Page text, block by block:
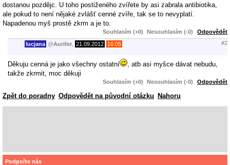
dostanou pozdějc. U toho postiženého zvířete by asi zabrala antibiotika,
ale pokud to není nějaké zvlášť cenné zvíře, tak se to nevyplatí.
Napadenou myš prostě zkrm a je to.
Souhlasím (+0) Nesouhlasím (-0) Odpovědět
lucjana @Aurifer 21.09.2012 16:05 #2
Děkuju cenná je jako všechny ostatní
, atb asi myšce dávat nebudu,
takže zkrmit, moc děkuji
Souhlasím (+0) Nesouhlasím (-0) Odpovědět
Zpět do poradny Odpovědět na původní otázku Nahoru
Podpořte nás